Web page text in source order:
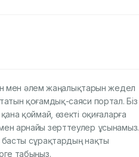
мен әлем жаңалықтарын жедел
қоғамдық-саяси портал. Біз
қоймай, өзекті оқиғаларға
арнайы зерттеулер ұсынамыз.
басты сұрақтардың нақты
табыңыз.